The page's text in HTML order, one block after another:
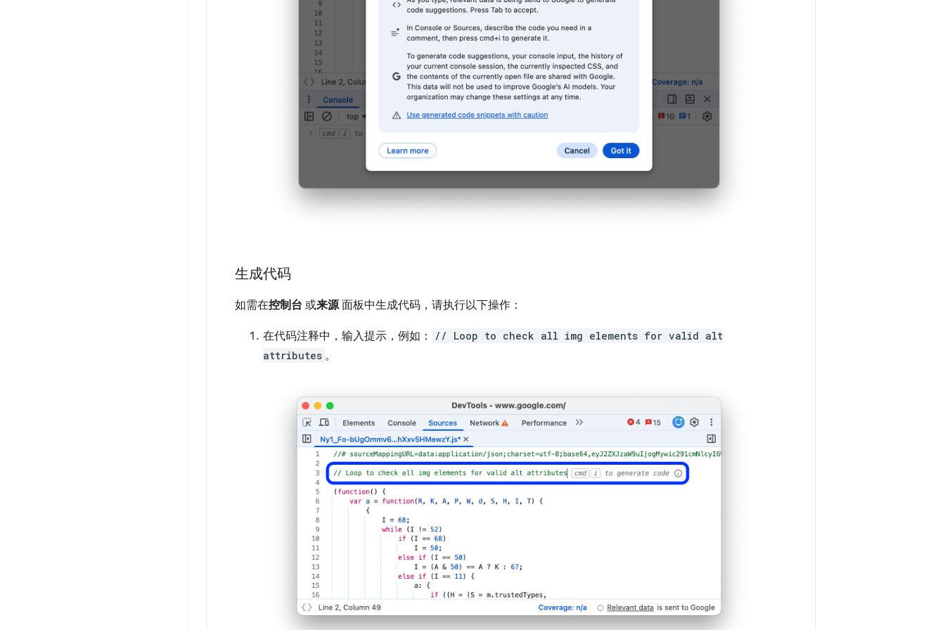
生成代码
如需在控制台 或来源面板中生成代码，请执行以下操作：
在代码注释中，输入提示，例如：
// Loop to check all img elements for valid alt
attributes 。